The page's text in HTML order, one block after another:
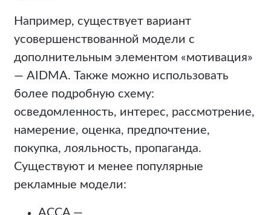
Например, существует вариант
усовершенствованной модели с
дополнительным элементом «мотивация»
— AIDMA. Также можно использовать
более подробную схему:
осведомленность, интерес, рассмотрение,
намерение, оценка, предпочтение,
покупка, лояльность, пропаганда.
Существуют и менее популярные
рекламные модели:
ACCA—